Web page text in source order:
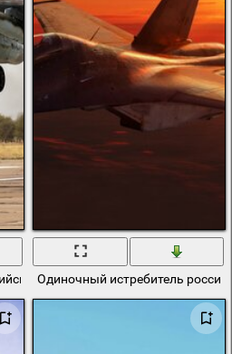
су-25 на взлете
Одиночный истребитель